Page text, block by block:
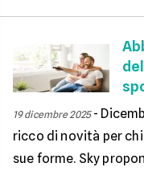
19 dicembre 2025-
ricco di novità per
sue forme. Sky